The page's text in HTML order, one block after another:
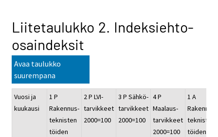
Liitetaulukko 2. Indeksiehto-
osaindeksit
Avaa taulukko
suurempana
Vuosi ja
kuukausi
1 P
Rakennus-
teknisten
töiden
2 P LVI-
tarvikkeet
2000=100
3 P Sähkö-
tarvikkeet
2000=100
4 P
Maalaus-
tarvikkeet
2000=100
1 A
Rakennus-
teknisten
töiden